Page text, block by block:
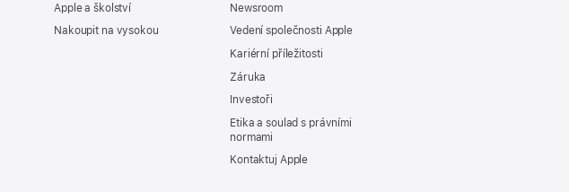
Apple a školství
Nakoupit na vysokou
Newsroom
Vedení společnosti Apple
Kariérní příležitosti
Záruka
Investoři
Etika a soulad s právními
normami
Kontaktuj Apple